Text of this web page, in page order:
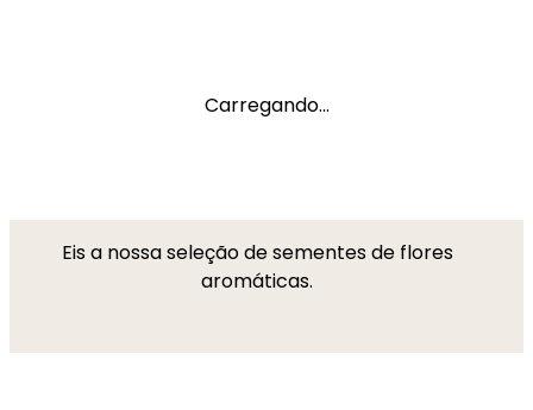
Carregando...
Eis a nossa seleção de sementes de flores
aromáticas.